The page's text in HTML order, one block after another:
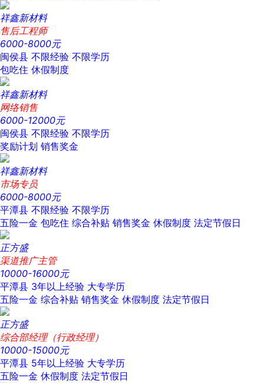
祥鑫新材料
售后工程师
6000-8000元
闽侯县 不限经验 不限学历
包吃住 休假制度
祥鑫新材料
网络销售
6000-12000元
闽侯县 不限经验 不限学历
奖励计划 销售奖金
祥鑫新材料
市场专员
6000-8000元
平潭县 不限经验 不限学历
五险一金 包吃住 综合补贴 销售奖金 休假制度 法定节假日
正方盛
渠道推广主管
10000-16000元
平潭县 3年以上经验 大专学历
五险一金 综合补贴 销售奖金 休假制度 法定节假日
正方盛
综合部经理（行政经理）
10000-15000元
平潭县 5年以上经验 大专学历
五险一金 休假制度 法定节假日